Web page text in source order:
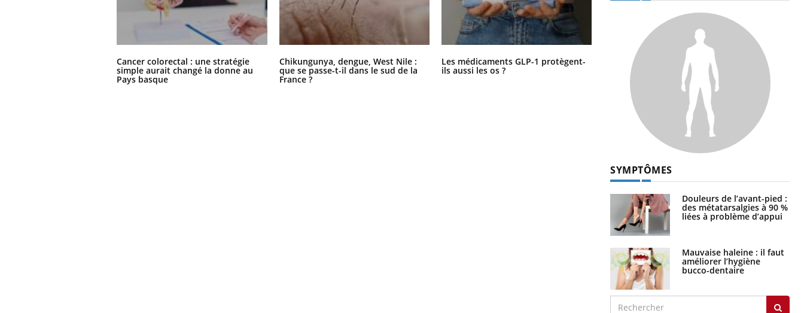
Cancer colorectal : une stratégie
simple aurait changé la donne au
Pays basque
Chikungunya, dengue, West Nile :
que se passe-t-il dans le sud de la
France ?
Les médicaments GLP-1 protègent-
ils aussi les os ?
Cytomégalovirus : ce qui change
dans la prise en charge des femmes
enceintes
SYMPTÔMES
Douleurs de l’avant-pied :
des métatarsalgies à 90 %
liées à problème d’appui
Mauvaise haleine : il faut
améliorer l’hygiène
bucco-dentaire